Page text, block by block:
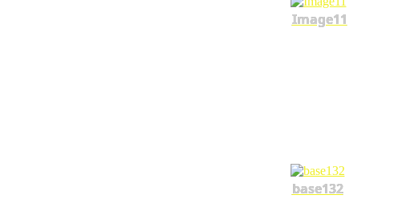
Image11
base132